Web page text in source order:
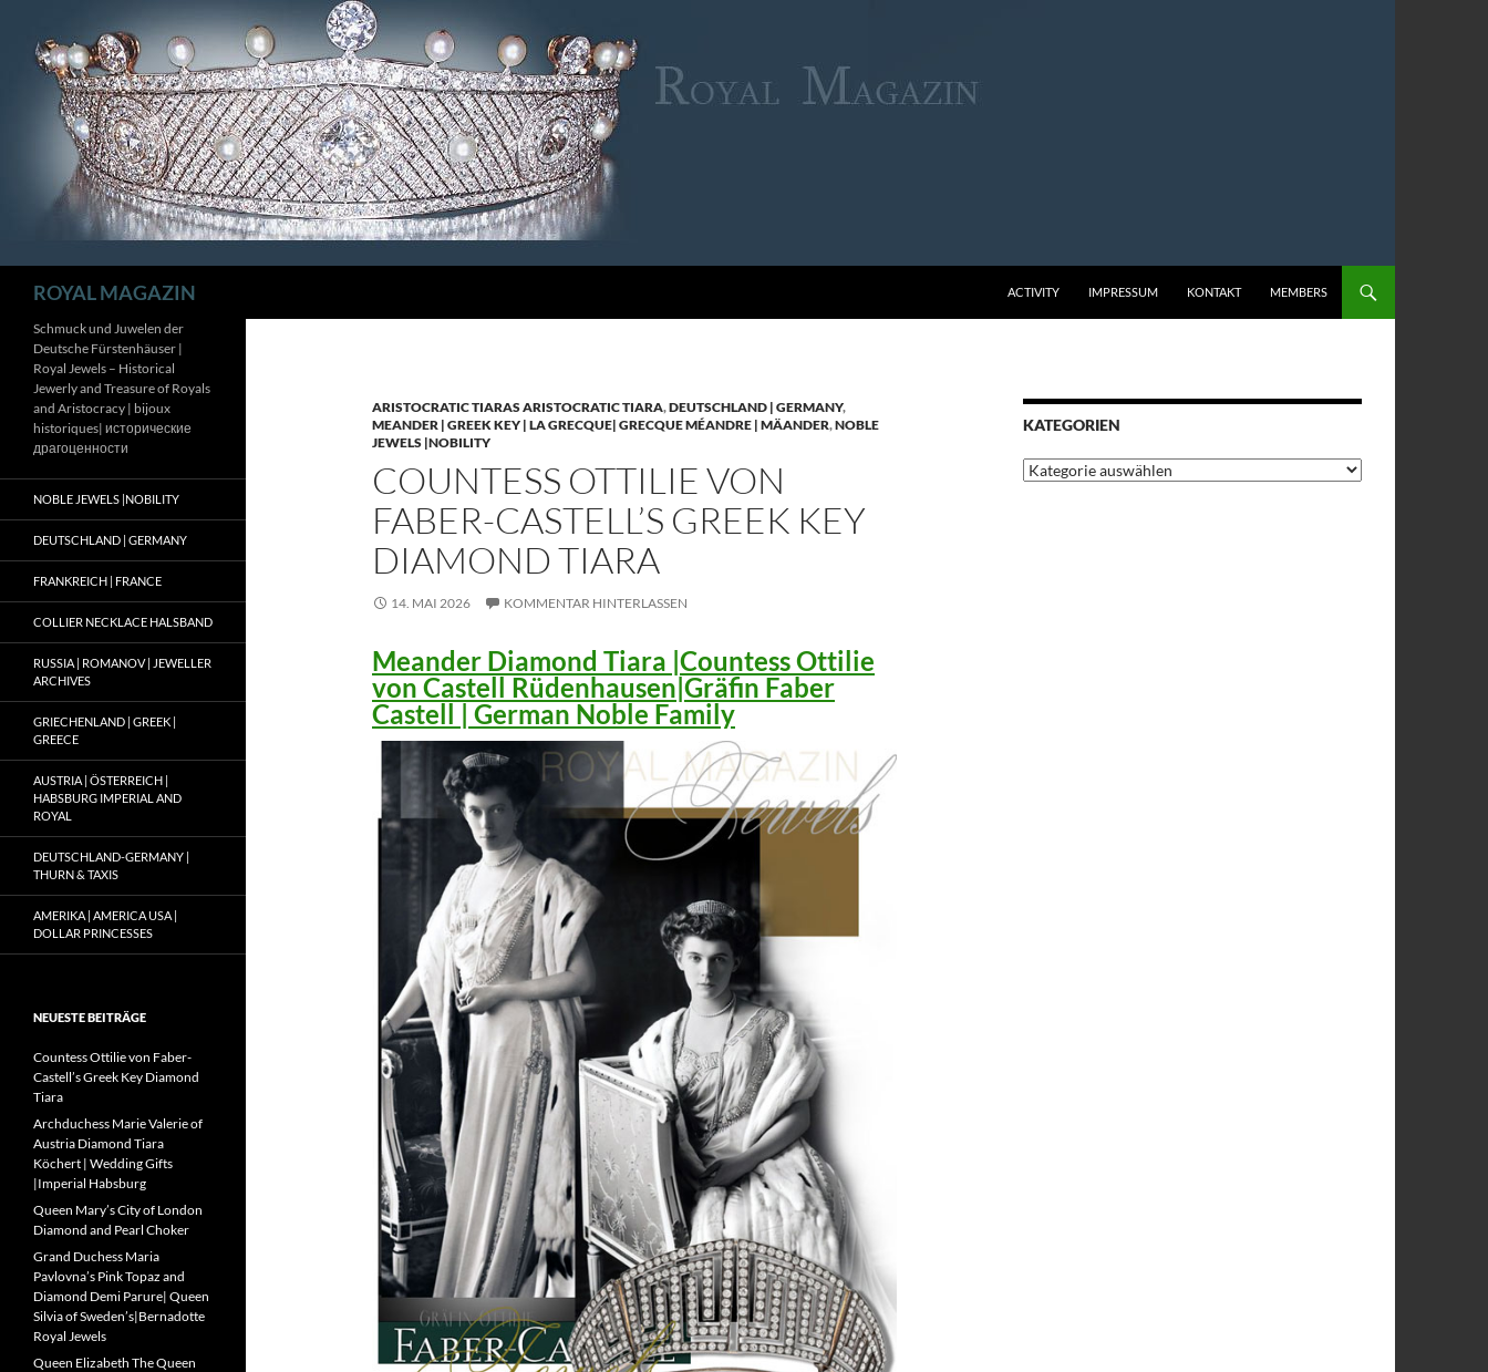
Inhalt
springen
ROYAL MAGAZIN ACTIVITY IMPRESSUM KONTAKT MEMBERS
ARISTOCRATIC TIARAS ARISTOCRATIC TIARA,DEUTSCHLAND | GERMANY,
MEANDER | GREEK KEY | LA GRECQUE| GRECQUE MÉANDRE | MÄANDER,NOBLE
JEWELS |NOBILITY
COUNTESS OTTILIE VON
FABER-CASTELL’S GREEK KEY
DIAMOND TIARA
14. MAI 2026 KOMMENTAR HINTERLASSEN
Meander Diamond Tiara |Countess Ottilie
von Castell Rüdenhausen|Gräfin Faber
Castell | German Noble Family
KATEGORIEN
Kategorien
Schmuck und Juwelen der
Deutsche Fürstenhäuser |
Royal Jewels – Historical
Jewerly and Treasure of Royals
and Aristocracy | bijoux
historiques| исторические
драгоценности
NOBLE JEWELS |NOBILITY
DEUTSCHLAND | GERMANY
FRANKREICH | FRANCE
COLLIER NECKLACE HALSBAND
RUSSIA | ROMANOV | JEWELLER
ARCHIVES
GRIECHENLAND | GREEK |
GREECE
AUSTRIA | ÖSTERREICH |
HABSBURG IMPERIAL AND
ROYAL
DEUTSCHLAND-GERMANY |
THURN & TAXIS
AMERIKA | AMERICA USA |
DOLLAR PRINCESSES
NEUESTE BEITRÄGE
Countess Ottilie von Faber-
Castell’s Greek Key Diamond
Tiara
Archduchess Marie Valerie of
Austria Diamond Tiara
Köchert | Wedding Gifts
|Imperial Habsburg
Queen Mary’s City of London
Diamond and Pearl Choker
Grand Duchess Maria
Pavlovna’s Pink Topaz and
Diamond Demi Parure| Queen
Silvia of Sweden’s|Bernadotte
Royal Jewels
Queen Elizabeth The Queen